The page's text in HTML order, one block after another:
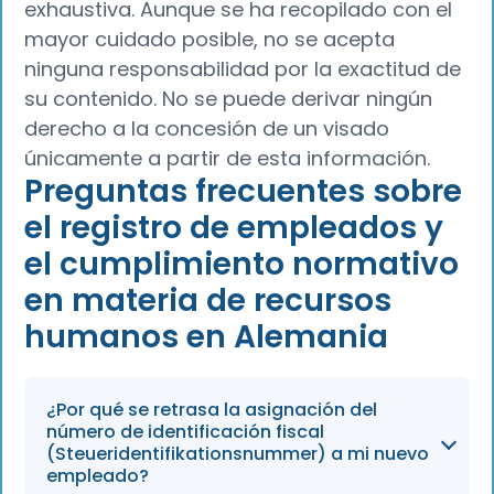
exhaustiva. Aunque se ha recopilado con el
mayor cuidado posible, no se acepta
ninguna responsabilidad por la exactitud de
su contenido. No se puede derivar ningún
derecho a la concesión de un visado
únicamente a partir de esta información.
Preguntas frecuentes sobre
el registro de empleados y
el cumplimiento normativo
en materia de recursos
humanos en Alemania
¿Por qué se retrasa la asignación del
número de identificación fiscal
(Steueridentifikationsnummer) a mi nuevo
empleado?